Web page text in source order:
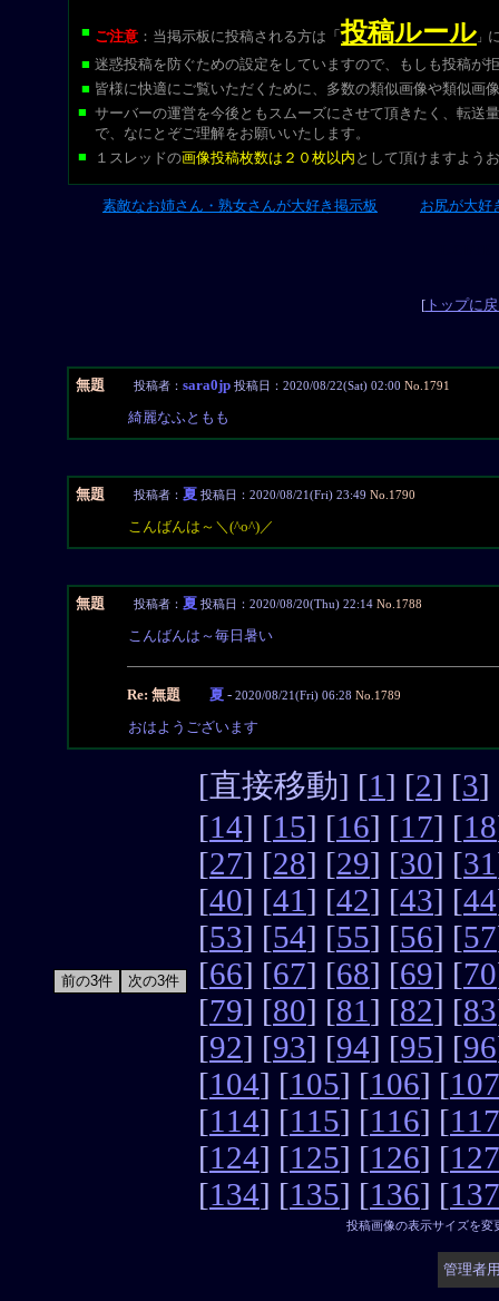
■ ご注意 ：当掲示板に投稿される方は 「投稿ルール 」
■ 迷惑投稿を防ぐための設定をしていますので、もしも投稿が
■ 皆様に快適にご覧いただくために、多数の類似画像や類似画
■ サーバーの運営を今後ともスムーズにさせて頂きたく、転送
で、なにとぞご理解をお願いいたします。
■
１スレッドの画像投稿枚数は２０枚以内 として頂けますよう
素敵なお姉さん・熟女さんが大好き掲示板 お尻が大好
[トップに
無題 投稿者： sara0jp 投稿日：2020/08/22(Sat) 02:00 No.1791
綺麗なふともも
無題 投稿者： 夏 投稿日：2020/08/21(Fri) 23:49 No.1790
こんばんは～＼(^o^)／
無題 投稿者： 夏 投稿日：2020/08/20(Thu) 22:14 No.1788
こんばんは～毎日暑い
Re: 無題 夏 - 2020/08/21(Fri) 06:28 No.1789
おはようございます
[直接移動] [1 ] [2] [3]
[14] [15] [16] [17] [18
[27] [28] [29] [30] [31
[40] [41 ] [42] [43] [44
[53] [54] [55] [56] [57
[66] [67] [68] [69] [70
[79] [80] [81 ] [82] [83
[92] [93] [94] [95] [96
[104] [105] [106] [107
[114] [115] [116] [117
[124] [125] [126] [127
[134] [135] [136] [137
投稿画像の表示サイズを変
管理者